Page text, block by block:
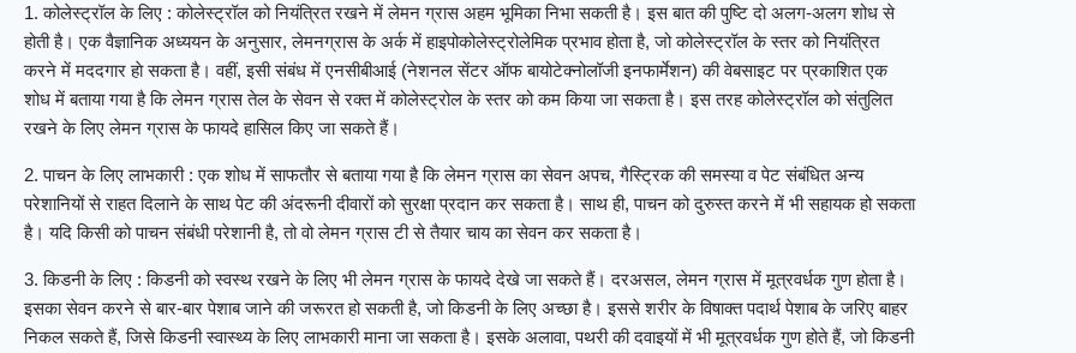
1. कोलेस्ट्रॉल के लिए : कोलेस्ट्रॉल को नियंत्रित रखने में लेमन ग्रास अहम भूमिका निभा सकती है। इस बात की पुष्टि दो अलग-अलग शोध से
होती है। एक वैज्ञानिक अध्ययन के अनुसार, लेमनग्रास के अर्क में हाइपोकोलेस्ट्रोलेमिक प्रभाव होता है, जो कोलेस्ट्रॉल के स्तर को नियंत्रित
करने में मददगार हाे सकता है। वहीं, इसी संबंध में एनसीबीआई (नेशनल सेंटर ऑफ बायोटेक्नोलॉजी इनफार्मेशन) की वेबसाइट पर प्रकाशित एक
शोध में बताया गया है कि लेमन ग्रास तेल के सेवन से रक्त में कोलेस्ट्रोल के स्तर को कम किया जा सकता है। इस तरह कोलेस्ट्रॉल को संतुलित
रखने के लिए लेमन ग्रास के फायदे हासिल किए जा सकते हैं।
2. पाचन के लिए लाभकारी : एक शोध में साफतौर से बताया गया है कि लेमन ग्रास का सेवन अपच, गैस्ट्रिक की समस्या व पेट संबंधित अन्य
परेशानियों से राहत दिलाने के साथ पेट की अंदरूनी दीवारों को सुरक्षा प्रदान कर सकता है। साथ ही, पाचन को दुरुस्त करने में भी सहायक हो सकता
है। यदि किसी को पाचन संबंधी परेशानी है, तो वो लेमन ग्रास टी से तैयार चाय का सेवन कर सकता है।
3. किडनी के लिए : किडनी को स्वस्थ रखने के लिए भी लेमन ग्रास के फायदे देखे जा सकते हैं। दरअसल, लेमन ग्रास में मूत्रवर्धक गुण होता है।
इसका सेवन करने से बार-बार पेशाब जाने की जरूरत हो सकती है, जो किडनी के लिए अच्छा है। इससे शरीर के विषाक्त पदार्थ पेशाब के जरिए बाहर
निकल सकते हैं, जिसे किडनी स्वास्थ्य के लिए लाभकारी माना जा सकता है। इसके अलावा, पथरी की दवाइयों में भी मूत्रवर्धक गुण होते हैं, जो किडनी